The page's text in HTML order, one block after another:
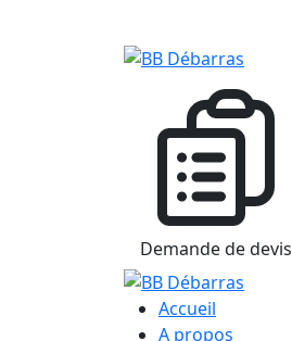
Demande de devis
Accueil
A propos